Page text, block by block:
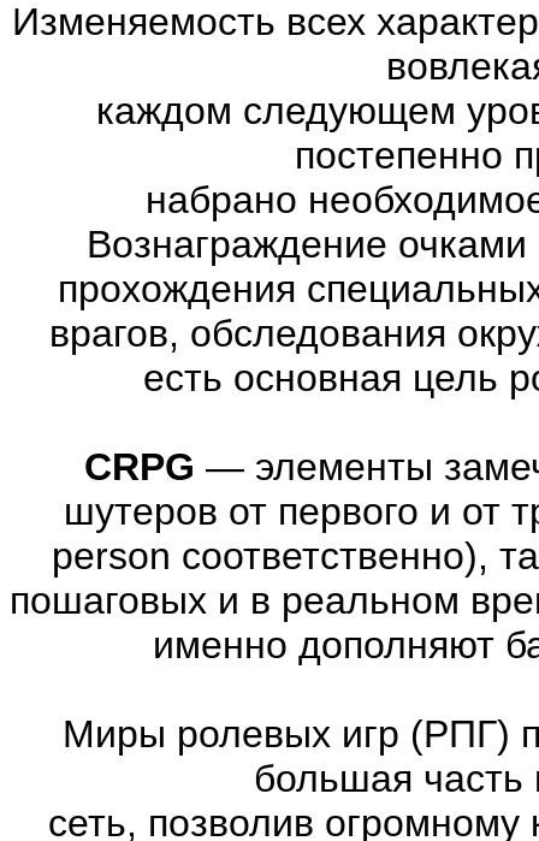
Изменяемость всех
каждом следующем
постепенно
набрано
Вознаграждение
прохождения
врагов, обследования
есть основная цель
CRPG — элементы
шутеров от первого и от
person соответственно),
пошаговых и в реальном
именно дополняют
Миры ролевых игр (РПГ)
большая часть
сеть, позволив огромному